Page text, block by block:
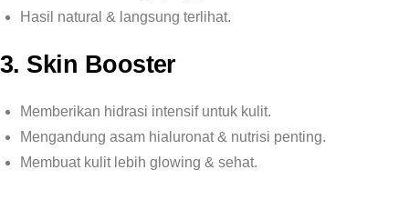
Hasil natural & langsung terlihat.
3. Skin Booster
Memberikan hidrasi intensif untuk kulit.
Mengandung asam hialuronat & nutrisi penting.
Membuat kulit lebih glowing & sehat.